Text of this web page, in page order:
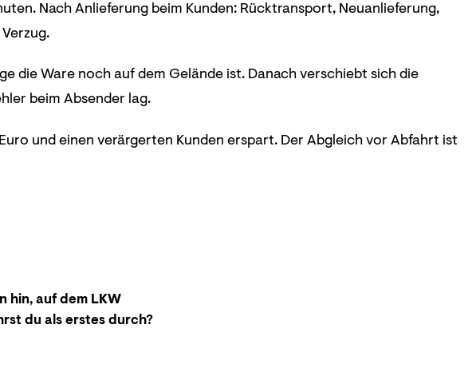
Nach Anlieferung beim Kunden: Rücktransport, Neuanlieferung,
die Ware noch auf dem Gelände ist. Danach verschiebt sich die
beim Absender lag.
und einen verärgerten Kunden erspart. Der Abgleich vor Abfahrt ist
hin, auf dem LKW
du als erstes durch?